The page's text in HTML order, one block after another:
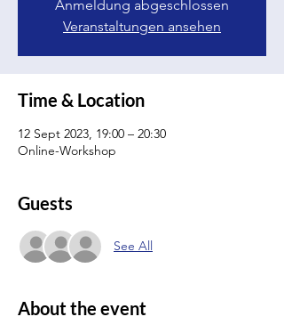
Anmeldung abgeschlossen
Veranstaltungen ansehen
Time & Location
12 Sept 2023, 19:00 – 20:30
Online-Workshop
Guests
See All
About the event